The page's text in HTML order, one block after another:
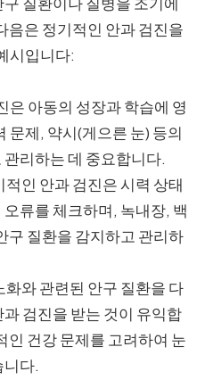
음은 정기적인 안과 검진을
시입니다:
은 아동의 성장과 학습에 영
문제, 약시(게으른 눈) 등의
리하는 데 중요합니다.
적인 안과 검진은 시력 상태
류를 체크하며, 녹내장, 백
구 질환을 감지하고 관리하
화와 관련된 안구 질환을 다
검진을 받는 것이 유익합
인 건강 문제를 고려하여 눈
니다.